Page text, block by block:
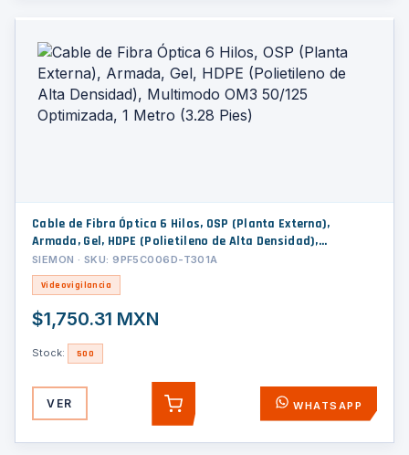
Cable de Fibra Óptica 6 Hilos, OSP (Planta Externa),
Armada, Gel, HDPE (Polietileno de Alta Densidad),
Multimodo OM3 50/125 Optimizada, 1 Metro (3.28 Pies)
SIEMON · SKU: 9PF5C006D-T301A
Videovigilancia
$1,750.31 MXN
Stock: 500
VER AGREGAR WHATSAPP